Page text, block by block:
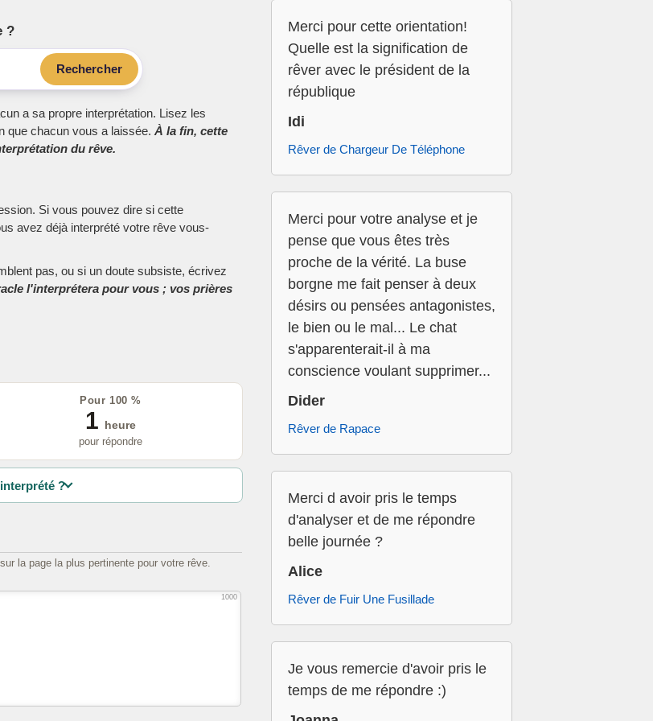
?
Rechercher
a sa propre interprétation. Lisez les
que chacun vous a laissée. À la fin, cette
du rêve.
Si vous pouvez dire si cette
avez déjà interprété votre rêve vous-
pas, ou si un doute subsiste, écrivez
l'interprétera pour vous ; vos prières
Pour 100 %
1
heure
pour répondre
?
la page la plus pertinente pour votre rêve.
1000
Merci pour cette orientation!
Quelle est la signification de
rêver avec le président de la
république
Idi
Rêver de Chargeur De Téléphone
Merci pour votre analyse et je
pense que vous êtes très
proche de la vérité. La buse
borgne me fait penser à deux
désirs ou pensées antagonistes,
le bien ou le mal... Le chat
s'apparenterait-il à ma
conscience voulant supprimer...
Dider
Rêver de Rapace
Merci d avoir pris le temps
d'analyser et de me répondre
belle journée ?
Alice
Rêver de Fuir Une Fusillade
Je vous remercie d'avoir pris le
temps de me répondre :)